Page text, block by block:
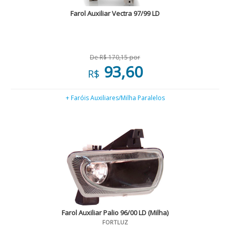
Farol Auxiliar Vectra 97/99 LD
De R$ 170,15 por
R$ 93,60
+ Faróis Auxiliares/Milha Paralelos
Farol Auxiliar Palio 96/00 LD (Milha)
FORTLUZ